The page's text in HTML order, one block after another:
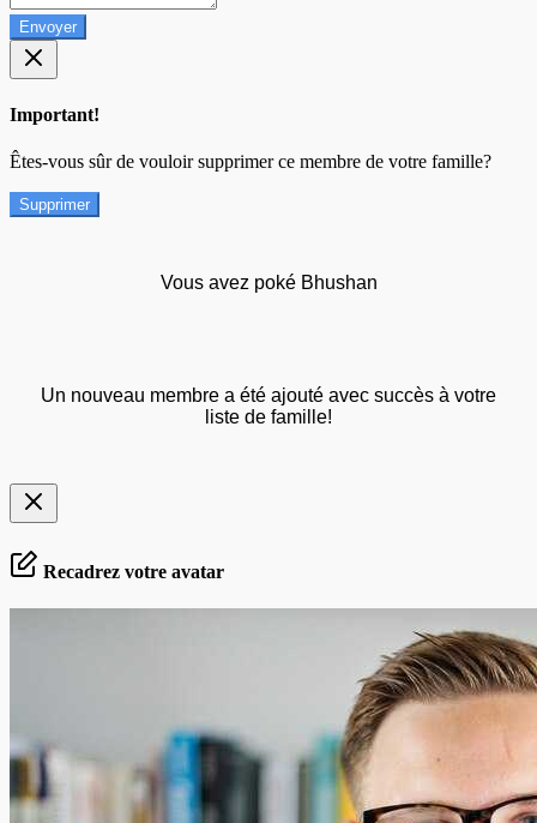
Envoyer
Important!
Êtes-vous sûr de vouloir supprimer ce membre de votre famille?
Supprimer
Vous avez poké Bhushan
Un nouveau membre a été ajouté avec succès à votre
liste de famille!
Recadrez votre avatar